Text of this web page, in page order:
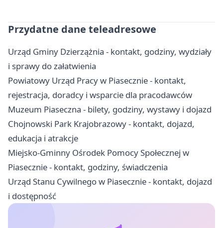
Przydatne dane teleadresowe
Urząd Gminy Dzierzążnia - kontakt, godziny, wydziały
i sprawy do załatwienia
Powiatowy Urząd Pracy w Piasecznie - kontakt,
rejestracja, doradcy i wsparcie dla pracodawców
Muzeum Piaseczna - bilety, godziny, wystawy i dojazd
Chojnowski Park Krajobrazowy - kontakt, dojazd,
edukacja i atrakcje
Miejsko-Gminny Ośrodek Pomocy Społecznej w
Piasecznie - kontakt, godziny, świadczenia
Urząd Stanu Cywilnego w Piasecznie - kontakt, dojazd
i dostępność